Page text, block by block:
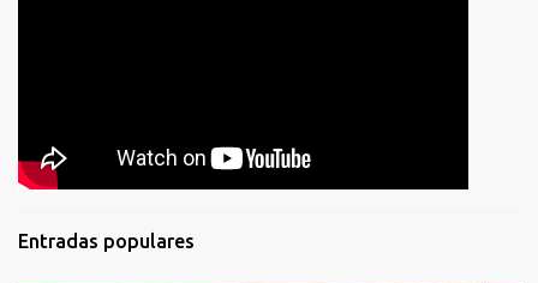
Entradas populares